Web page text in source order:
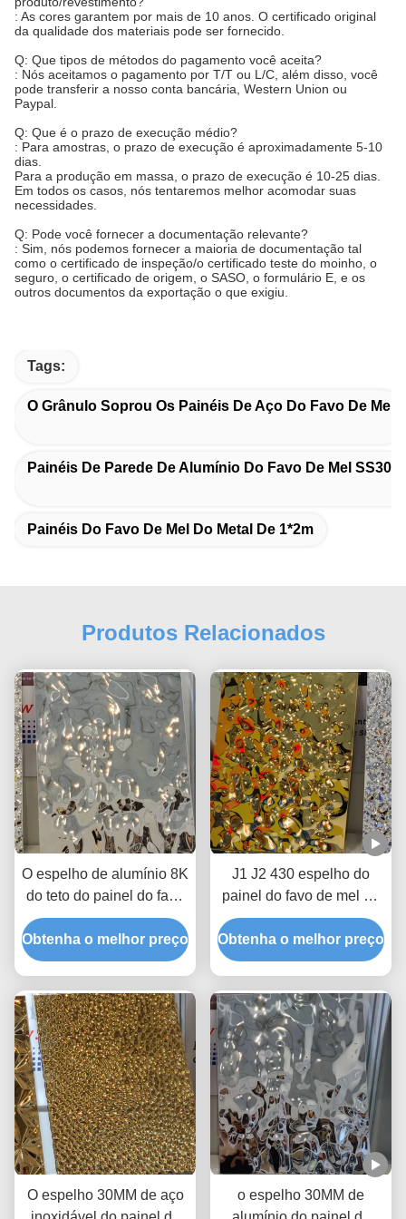
: As cores garantem por mais de 10 anos. O certificado original
da qualidade dos materiais pode ser fornecido.
Q: Que tipos de métodos do pagamento você aceita?
: Nós aceitamos o pagamento por T/T ou L/C, além disso, você
pode transferir a nosso conta bancária, Western Union ou
Paypal.
Q: Que é o prazo de execução médio?
: Para amostras, o prazo de execução é aproximadamente 5-10
dias.
Para a produção em massa, o prazo de execução é 10-25 dias.
Em todos os casos, nós tentaremos melhor acomodar suas
necessidades.
Q: Pode você fornecer a documentação relevante?
: Sim, nós podemos fornecer a maioria de documentação tal
como o certificado de inspeção/o certificado teste do moinho, o
seguro, o certificado de origem, o SASO, o formulário E, e os
outros documentos da exportação o que exigiu.
Tags:
O Grânulo Soprou Os Painéis De Aço Do Favo De Mel
Painéis De Parede De Alumínio Do Favo De Mel SS304
Painéis Do Favo De Mel Do Metal De 1*2m
Produtos Relacionados
O espelho de alumínio 8K
do teto do painel do favo
de mel carimbou o
comprimento de 4000mm
Obtenha o melhor preço
J1 J2 430 espelho do
painel do favo de mel do
metal de 304 15MM que
carimba a ondinha preta
de prata da água do ouro
Obtenha o melhor preço
O espelho 30MM de aço
o espelho 30MM de